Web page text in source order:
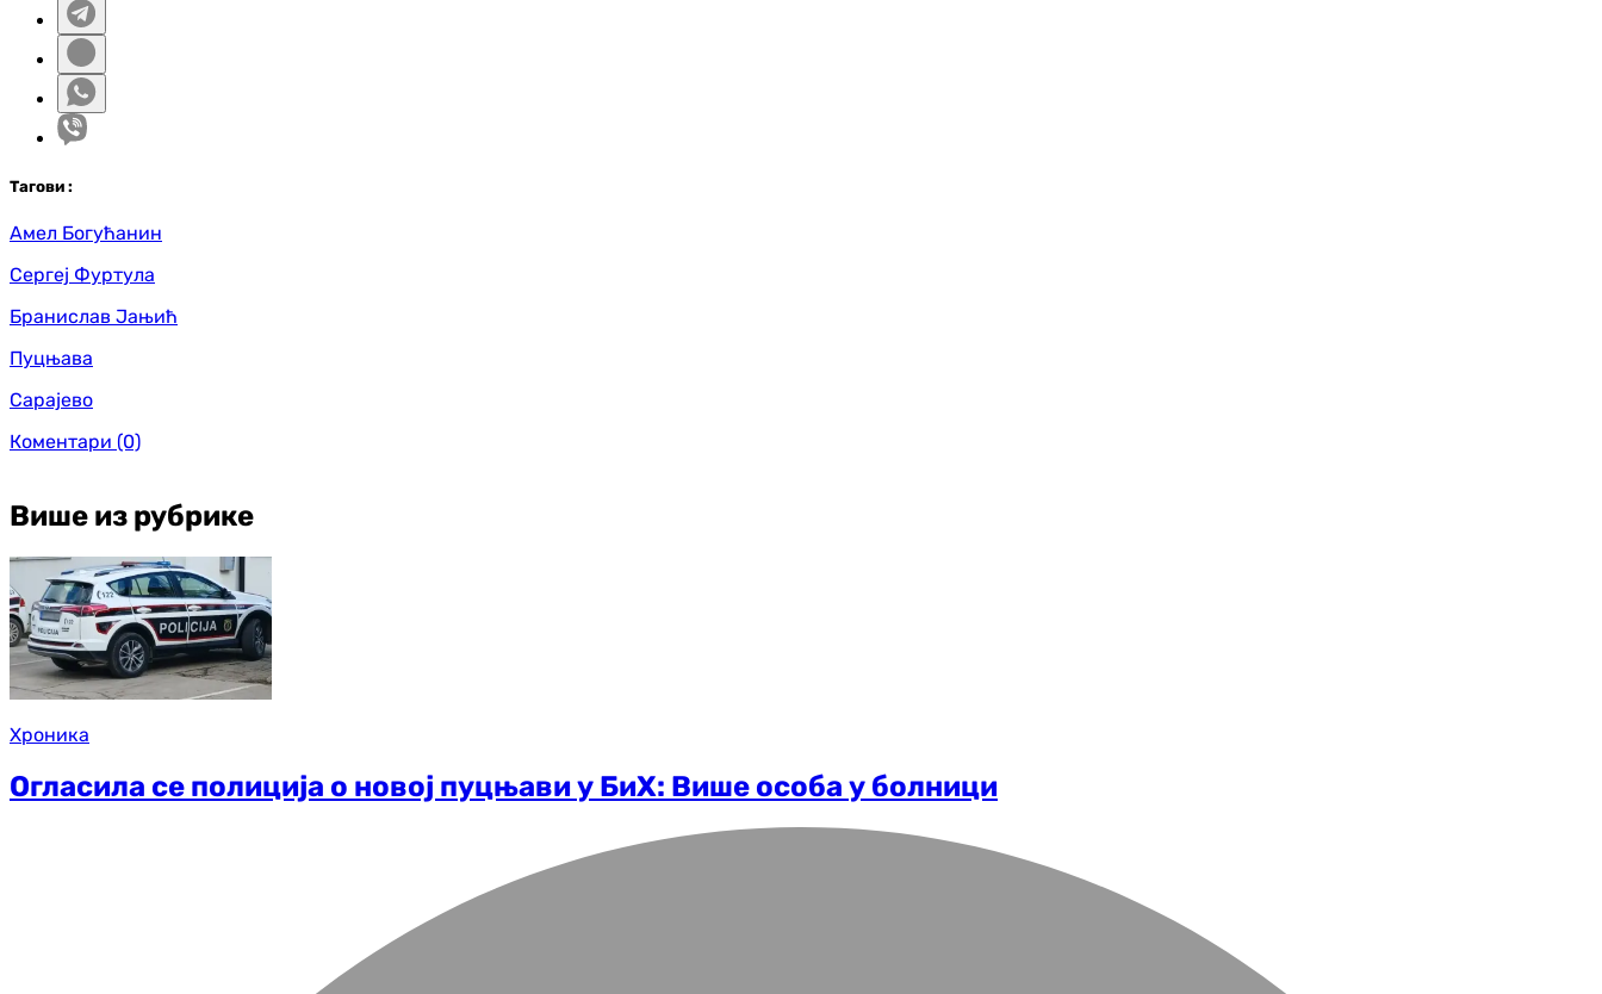
Тагови :
Амел Богућанин
Сергеј Фуртула
Бранислав Јањић
Пуцњава
Сарајево
Коментари (0)
Више из рубрике
Хроника
Огласила се полиција о новој пуцњави у БиХ: Више особа у болници